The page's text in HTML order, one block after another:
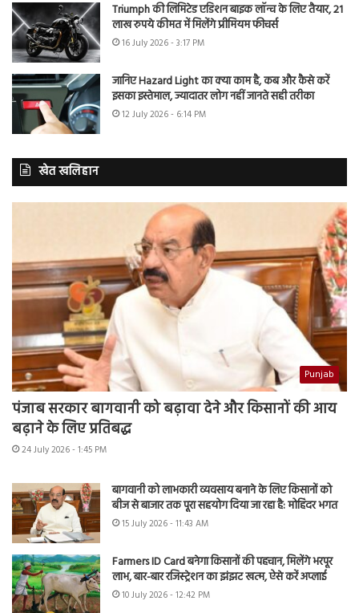
Triumph की लिमिटेड एडिशन बाइक लॉन्च के लिए तैयार, 21
लाख रुपये कीमत में मिलेंगे प्रीमियम फीचर्स
16 July 2026 - 3:17 PM
जानिए Hazard Light का क्या काम है, कब और कैसे करें
इसका इस्तेमाल, ज्यादातर लोग नहीं जानते सही तरीका
12 July 2026 - 6:14 PM
खेत खलिहान
Punjab
पंजाब सरकार बागवानी को बढ़ावा देने और किसानों की आय
बढ़ाने के लिए प्रतिबद्ध
24 July 2026 - 1:45 PM
बागवानी को लाभकारी व्यवसाय बनाने के लिए किसानों को
बीज से बाजार तक पूरा सहयोग दिया जा रहा है: मोहिंदर भगत
15 July 2026 - 11:43 AM
Farmers ID Card बनेगा किसानों की पहचान, मिलेंगे भरपूर
लाभ, बार-बार रजिस्ट्रेशन का झंझट खत्म, ऐसे करें अप्लाई
10 July 2026 - 12:42 PM